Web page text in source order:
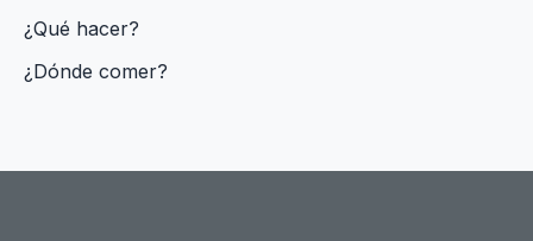
¿Qué hacer?
¿Dónde comer?